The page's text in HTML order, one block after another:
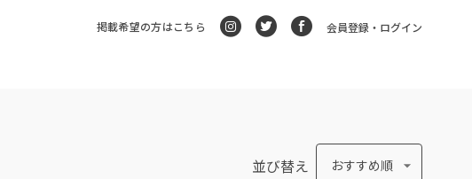
掲載希望の方はこちら 会員登録・ログイン
並び替え おすすめ順